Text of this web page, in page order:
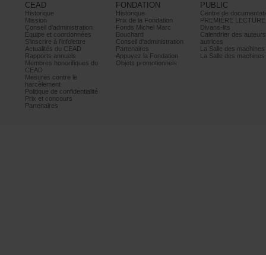
CEAD
Historique
Mission
Conseild’administration
Équipeetcoordonnées
S’inscrireàl’infolettre
ActualitésduCEAD
Rapportsannuels
Membreshonorifiquesdu
CEAD
Mesurescontrele
harcèlement
Politiquedeconfidentialité
Prixetconcours
Partenaires
FONDATION
Historique
PrixdelaFondation
FondsMichelMarc
Bouchard
Conseild’administration
Partenaires
AppuyezlaFondation
Objetspromotionnels
PUBLIC
PREMIÈRELECTURE
Divans-lits
autrices